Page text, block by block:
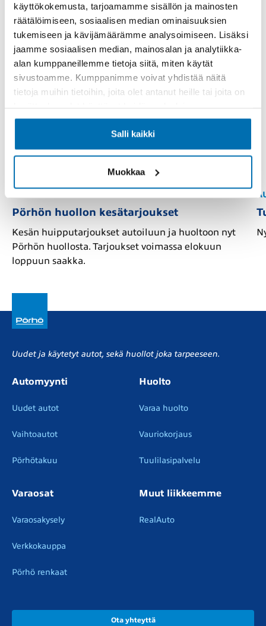
käyttökokemusta, tarjoamamme sisällön ja mainosten
räätälöimiseen, sosiaalisen median ominaisuuksien
tukemiseen ja kävijämäärämme analysoimiseen. Lisäksi
jaamme sosiaalisen median, mainosalan ja analytiikka-
alan kumppaneillemme tietoja siitä, miten käytät
sivustoamme. Kumppanimme voivat yhdistää näitä
tietoja muihin tietoihin, joita olet antanut heille tai joita on
Salli kaikki
Muokkaa
Pörhön huollon kesätarjoukset
Kesän huipputarjoukset autoiluun ja huoltoon nyt
Pörhön huollosta. Tarjoukset voimassa elokuun
loppuun saakka.
Uudet ja käytetyt autot, sekä huollot joka tarpeeseen.
Automyynti
Uudet autot
Vaihtoautot
Pörhötakuu
Huolto
Varaa huolto
Vauriokorjaus
Tuulilasipalvelu
Varaosat
Varaosakysely
Verkkokauppa
Pörhö renkaat
Muut liikkeemme
RealAuto
Ota yhteyttä